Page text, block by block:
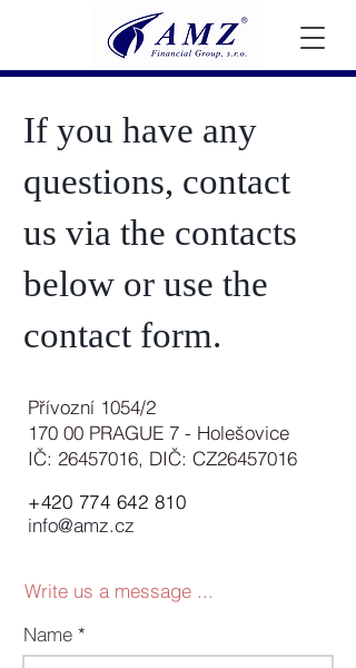
If you have any
questions, contact
us via the contacts
below or use the
contact form.
Přívozní 1054/2
170 00 PRAGUE 7 - Holešovice
IČ: 26457016, DIČ: CZ26457016
+420 774 642 810
info@amz.cz
Write us a message ...
Name